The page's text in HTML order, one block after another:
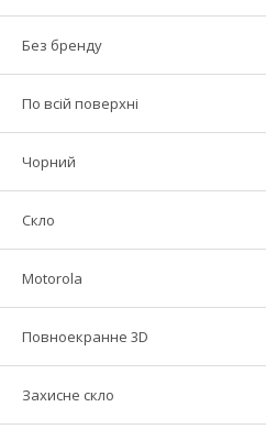
Без бренду
По всій поверхні
Чорний
Скло
Motorola
Повноекранне 3D
Захисне скло